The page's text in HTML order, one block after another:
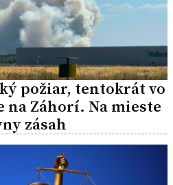
požiar, tentokrát vo
na Záhorí. Na mieste
zásah